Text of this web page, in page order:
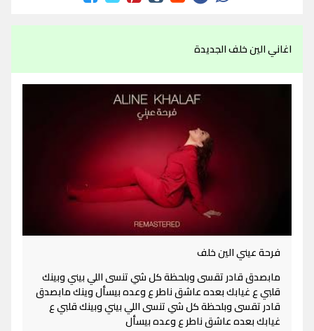
اغاني الين خلف الجديدة
فرحة عيني الين خلف
مابصدق قادر تقسى وبلحظة كل شي تنسى اللي بيني وبينك
قلبي ع غيابك بعده عاشق ناطر ع وعده بيسأل وينك مابصدق
قادر تقسى وبلحظة كل شي تنسى اللي بيني وبينك قلبي ع
غيابك بعده عاشق ناطر ع وعده بيسأل